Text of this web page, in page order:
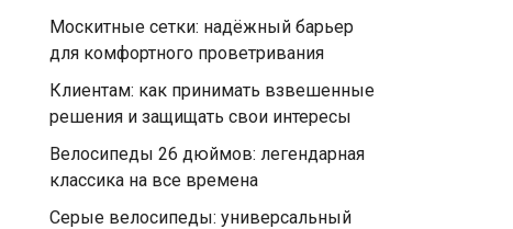
Москитные сетки: надёжный барьер
для комфортного проветривания
Клиентам: как принимать взвешенные
решения и защищать свои интересы
Велосипеды 26 дюймов: легендарная
классика на все времена
Серые велосипеды: универсальный